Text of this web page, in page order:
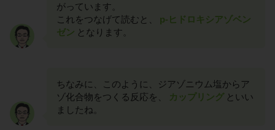
がっています。
これをつなげて読むと、
p-ヒドロキシアゾベン
ゼン となります。
ちなみに、このように、ジアゾニウム塩からア
ゾ化合物をつくる反応を、
カップリング といい
ましたね。